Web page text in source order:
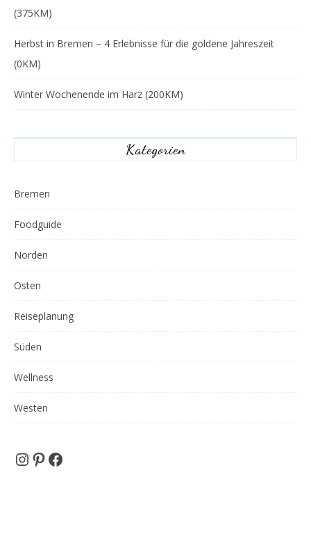
(375KM)
Herbst in Bremen – 4 Erlebnisse für die goldene Jahreszeit
(0KM)
Winter Wochenende im Harz (200KM)
Kategorien
Bremen
Foodguide
Norden
Osten
Reiseplanung
Süden
Wellness
Westen
Instagram
Pinterest
Facebook